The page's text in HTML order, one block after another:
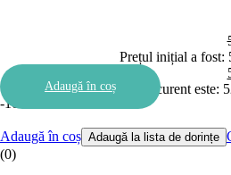
Prețul inițial a fost:
Prețul curent este:
Adaugă în coș
-10%
Adaugă în coș Adaugă la lista de dorințe
(0)